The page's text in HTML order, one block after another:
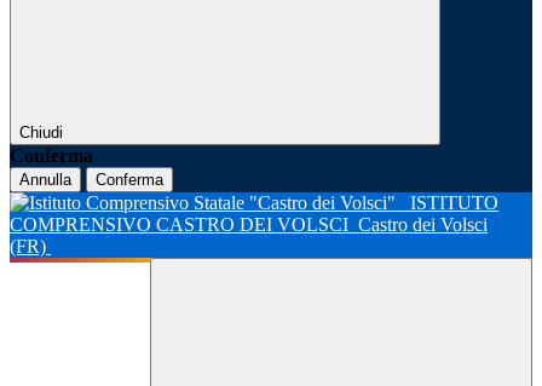
Chiudi
Conferma
Annulla Conferma
ISTITUTO
COMPRENSIVO CASTRO DEI VOLSCI Castro dei Volsci
(FR)